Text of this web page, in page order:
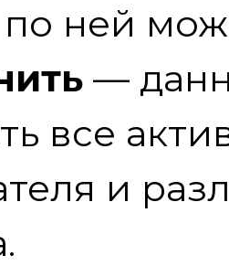
ней
—
все
и